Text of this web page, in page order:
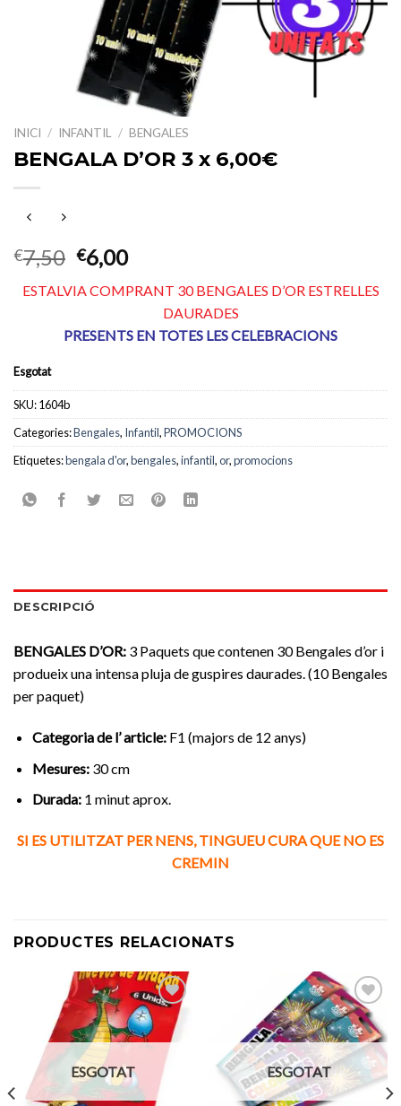
INICI / INFANTIL / BENGALES
BENGALA D’OR 3 x 6,00€
€7,50 El
preu
original
€7,50.
€6,00El
actual
€6,00.
ESTALVIA COMPRANT 30 BENGALES D’OR ESTRELLES
DAURADES
PRESENTS EN TOTES LES CELEBRACIONS
Esgotat
SKU:1604b
Categories:Bengales, Infantil,PROMOCIONS
Etiquetes:bengala d'or,bengales,infantil,or,promocions
DESCRIPCIÓ
BENGALES D’OR: 3 Paquets que contenen 30 Bengales d’or i
produeix una intensa pluja de guspires daurades. (10 Bengales
per paquet)
Categoria de l’ article: F1 (majors de 12 anys)
Mesures:30 cm
Durada:1 minut aprox.
SI ES UTILITZAT PER NENS, TINGUEU CURA QUE NO ES
CREMIN
PRODUCTES RELACIONATS
Afegeix
a
favorits
ESGOTAT
Afegeix
favorits
ESGOTAT